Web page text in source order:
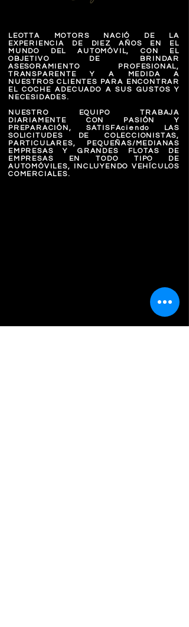
LEOTTA MOTORS NACIÓ DE LA
EXPERIENCIA DE DIEZ AÑOS EN EL
MUNDO DEL AUTOMÓVIL, CON EL
OBJETIVO DE BRINDAR
ASESORAMIENTO PROFESIONAL,
TRANSPARENTE Y A MEDIDA A
NUESTROS CLIENTES PARA ENCONTRAR
EL COCHE ADECUADO A SUS GUSTOS Y
NECESIDADES.
NUESTRO EQUIPO TRABAJA
DIARIAMENTE CON PASIÓN Y
PREPARACIÓN, SATISFAciendo LAS
SOLICITUDES DE COLECCIONISTAS,
PARTICULARES, PEQUEÑAS/MEDIANAS
EMPRESAS Y GRANDES FLOTAS DE
EMPRESAS EN TODO TIPO DE
AUTOMÓVILES, INCLUYENDO VEHÍCULOS
COMERCIALES.